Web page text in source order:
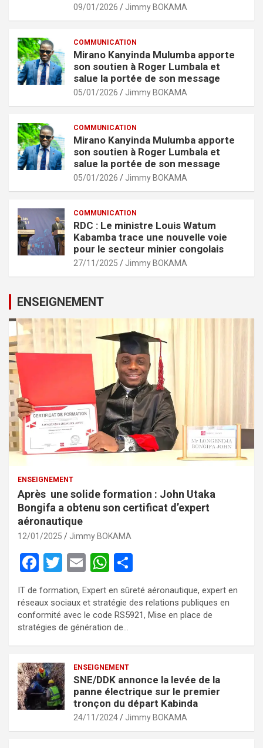
09/01/2026 Jimmy BOKAMA
COMMUNICATION
Mirano Kanyinda Mulumba apporte
son soutien à Roger Lumbala et
salue la portée de son message
05/01/2026 Jimmy BOKAMA
COMMUNICATION
Mirano Kanyinda Mulumba apporte
son soutien à Roger Lumbala et
salue la portée de son message
05/01/2026 Jimmy BOKAMA
COMMUNICATION
RDC : Le ministre Louis Watum
Kabamba trace une nouvelle voie
pour le secteur minier congolais
27/11/2025 Jimmy BOKAMA
ENSEIGNEMENT
ENSEIGNEMENT
Après une solide formation : John Utaka
Bongifa a obtenu son certificat d’expert
aéronautique
12/01/2025 Jimmy BOKAMA
F
a
ce
b
o
o
k
T
wi
tt
er
E
m
ail
W
at
s
A
p
ar
ta
g
IT de formation, Expert en sûreté aéronautique, expert en
réseaux sociaux et stratégie des relations publiques en
conformité avec le code RS5921, Mise en place de
stratégies de génération de…
ENSEIGNEMENT
SNE/DDK annonce la levée de la
panne électrique sur le premier
tronçon du départ Kabinda
24/11/2024 Jimmy BOKAMA